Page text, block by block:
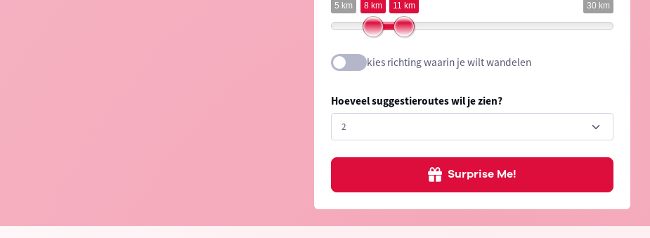
5 km 30 km
8 km 11 km
kies richting waarin je wilt wandelen
Hoeveel suggestieroutes wil je zien?
Surprise Me!